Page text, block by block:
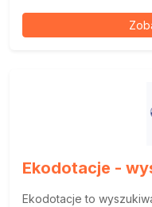
Ekodotacje -
Ekodotacje to